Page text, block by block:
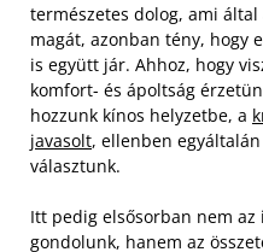
természetes dolog, ami
magát, azonban tény, hogy
is együtt jár. Ahhoz, hogy
komfort- és ápoltság
hozzunk kínos helyzetbe, a
javasolt, ellenben
választunk.
Itt pedig elsősorban nem
gondolunk, hanem az